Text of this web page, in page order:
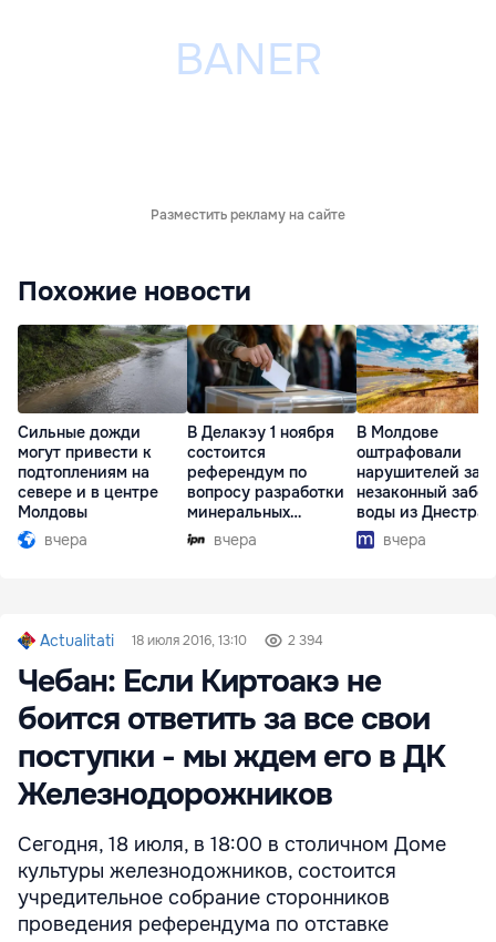
Разместить рекламу на сайте
Похожие новости
Сильные дожди
могут привести к
подтоплениям на
севере и в центре
Молдовы
вчера
В Делакэу 1 ноября
состоится
референдум по
вопросу разработки
минеральных
ресурсов
вчера
В Молдове
оштрафовали
нарушителей за
незаконный забор
воды из Днестра
вчера
Actualitati 18 июля 2016, 13:10 2 394
Чебан: Если Киртоакэ не
боится ответить за все свои
поступки - мы ждем его в ДК
Железнодорожников
Сегодня, 18 июля, в 18:00 в столичном Доме
культуры железнодожников, состоится
учредительное собрание сторонников
проведения референдума по отставке